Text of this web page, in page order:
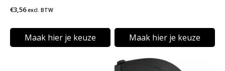
€3,56 excl. BTW
Maak hier je keuze
Maak hier je keuze